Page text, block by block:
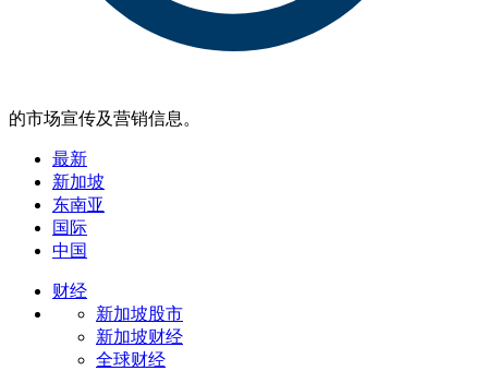
的市场宣传及营销信息。
最新
新加坡
东南亚
国际
中国
财经
新加坡股市
新加坡财经
全球财经